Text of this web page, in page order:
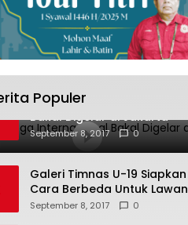
Populer
Pesta Yoga Internasional
Bakal Digelar di Jakarta
September 8, 2017 0
Galeri Timnas U-19 Siapkan
Cara Berbeda Untuk Lawan
Vietnam
September 8, 2017 0